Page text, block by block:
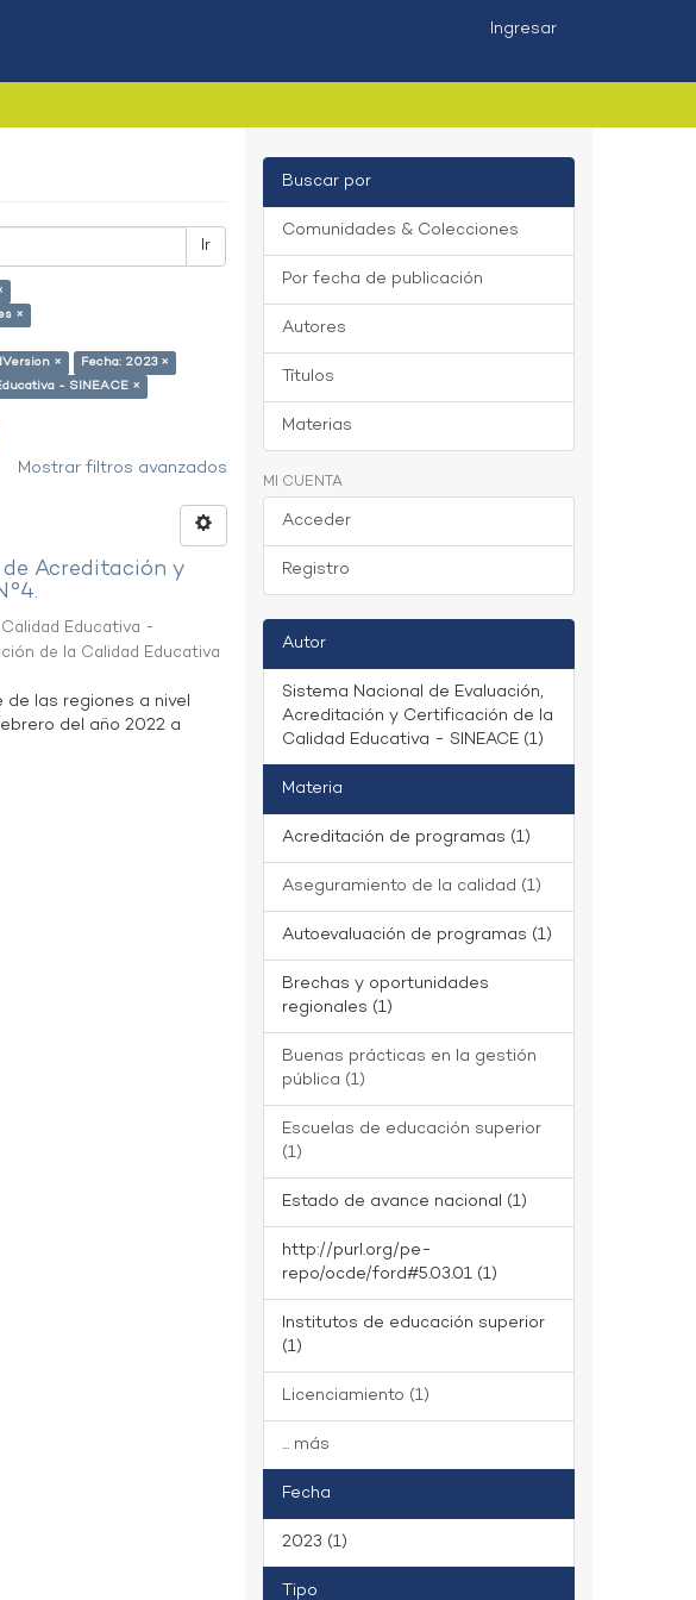
Ingresar
Ir
×
×
Fecha: 2023 ×
- SINEACE ×
Mostrar filtros avanzados
Acreditación y
Educativa -
de la Calidad Educativa
las regiones a nivel
del año 2022 a
Buscar por
Comunidades & Colecciones
Por fecha de publicación
Autores
Títulos
Materias
MI CUENTA
Acceder
Registro
Autor
Sistema Nacional de Evaluación,
Acreditación y Certificación de la
Calidad Educativa - SINEACE (1)
Materia
Acreditación de programas (1)
Aseguramiento de la calidad (1)
Autoevaluación de programas (1)
Brechas y oportunidades
regionales (1)
Buenas prácticas en la gestión
pública (1)
Escuelas de educación superior
(1)
Estado de avance nacional (1)
http://purl.org/pe-
repo/ocde/ford#5.03.01 (1)
Institutos de educación superior
(1)
Licenciamiento (1)
... más
Fecha
2023 (1)
Tipo